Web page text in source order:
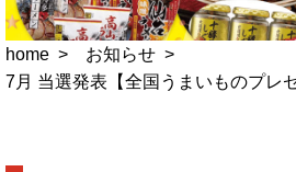
home
お知らせ
7月 当選発表【全国うまいものプレ